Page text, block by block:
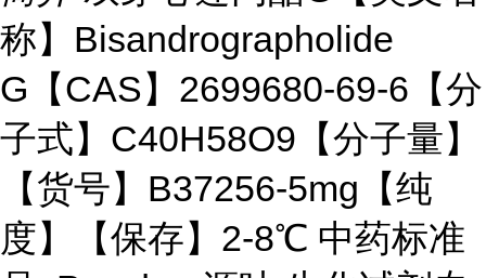
称】Bisandrographolide
G【CAS】2699680-69-6【分
子式】C40H58O9【分子量】
【货号】B37256-5mg【纯
度】【保存】2-8℃ 中药标准